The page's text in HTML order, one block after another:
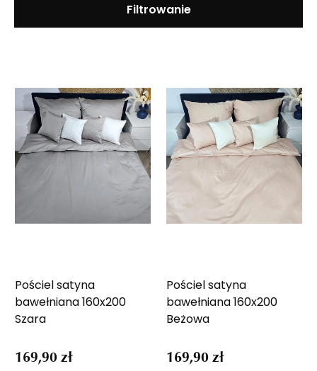
Filtrowanie
Pościel satyna
bawełniana 160x200
Szara
169,90 zł
Pościel satyna
bawełniana 160x200
Beżowa
169,90 zł